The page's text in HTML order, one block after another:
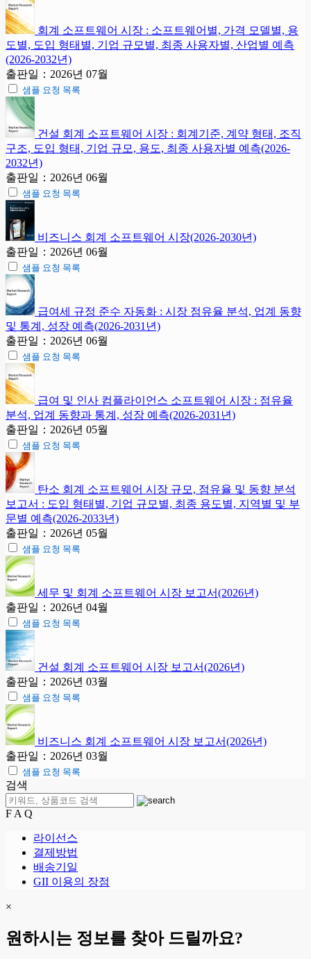
회계 소프트웨어 시장 : 소프트웨어별, 가격 모델별, 용
도별, 도입 형태별, 기업 규모별, 최종 사용자별, 산업별 예측
(2026-2032년)
출판일：2026년 07월
샘플 요청 목록
건설 회계 소프트웨어 시장 : 회계기준, 계약 형태, 조직
구조, 도입 형태, 기업 규모, 용도, 최종 사용자별 예측(2026-
2032년)
출판일：2026년 06월
샘플 요청 목록
비즈니스 회계 소프트웨어 시장(2026-2030년)
출판일：2026년 06월
샘플 요청 목록
급여세 규정 준수 자동화 : 시장 점유율 분석, 업계 동향
및 통계, 성장 예측(2026-2031년)
출판일：2026년 06월
샘플 요청 목록
급여 및 인사 컴플라이언스 소프트웨어 시장 : 점유율
분석, 업계 동향과 통계, 성장 예측(2026-2031년)
출판일：2026년 05월
샘플 요청 목록
탄소 회계 소프트웨어 시장 규모, 점유율 및 동향 분석
보고서 : 도입 형태별, 기업 규모별, 최종 용도별, 지역별 및 부
문별 예측(2026-2033년)
출판일：2026년 05월
샘플 요청 목록
세무 및 회계 소프트웨어 시장 보고서(2026년)
출판일：2026년 04월
샘플 요청 목록
건설 회계 소프트웨어 시장 보고서(2026년)
출판일：2026년 03월
샘플 요청 목록
비즈니스 회계 소프트웨어 시장 보고서(2026년)
출판일：2026년 03월
샘플 요청 목록
검색
F A Q
라이선스
결제방법
배송기일
GII 이용의 장점
×
원하시는 정보를 찾아 드릴까요?